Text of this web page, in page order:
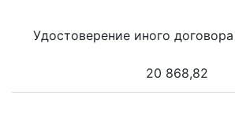
Удостоверение иного
20 868,82